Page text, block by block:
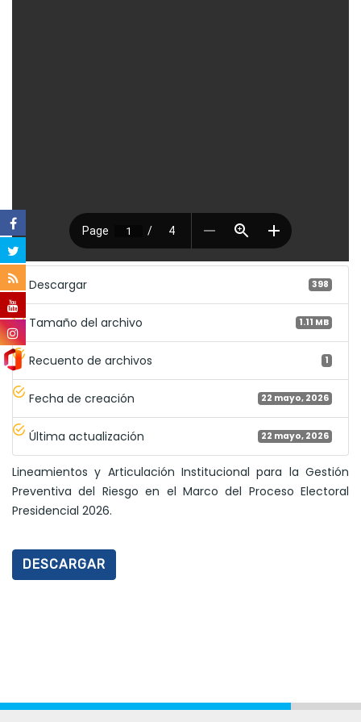
Descargar 398
Tamaño del archivo 1.11 MB
Recuento de archivos 1
Fecha de creación 22 mayo, 2026
Última actualización 22 mayo, 2026
Lineamientos y Articulación Institucional para la Gestión
Preventiva del Riesgo en el Marco del Proceso Electoral
Presidencial 2026.
DESCARGAR